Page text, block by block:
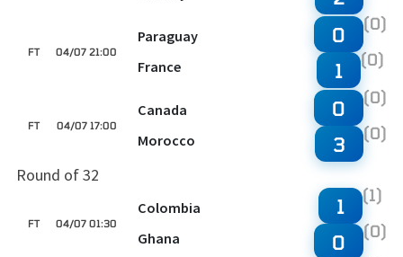
04/07 21:00
FT
Paraguay
France
0 (0)
1 (0)
04/07 17:00
FT
Canada
Morocco
0 (0)
3 (0)
Round of 32
04/07 01:30
FT
Colombia
Ghana
1 (1)
0 (0)